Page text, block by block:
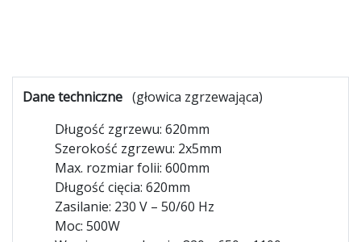
Dane techniczne (głowica zgrzewająca)
Długość zgrzewu: 620mm
Szerokość zgrzewu: 2x5mm
Max. rozmiar folii: 600mm
Długość cięcia: 620mm
Zasilanie: 230 V – 50/60 Hz
Moc: 500W